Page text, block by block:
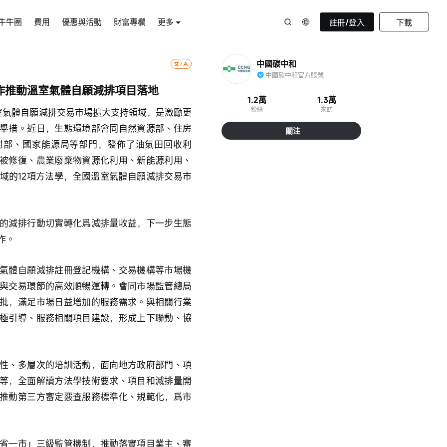
牛圈 費用 優惠與活動 財富專欄 更多 註冊/登入 下載
動溫室氣體自願減排項目落地
體自願減排交易市場擴大支持領域，是激勵更
措。近日，生態環境部會同自然資源部、住房
、國家能源局等部門，發佈了油氣田回收利
修復、農業廢棄物資源化利用、新能源利用、
的12項方法學，全國溫室氣體自願減排交易市
減排行動切實轉化爲減排量收益，下一步生態
。
體自願減排註冊登記機構、交易機構等市場機
交易環節的高效順暢運轉。會同市場監管總局
，滿足市場日益增加的服務需求。與相關行業
引導、服務相關項目建設，形成上下聯動、協
、多層次的培訓活動，面向地方政府部門、項
，全面解讀方法學技術要求、項目和減排量開
動第三方審定覈查服務標準化、規範化，爲市
—市」三級監管機制，推動落實項目業主、審
中國碳中和
中國碳中和官方賬號
1.2萬
粉絲
1.3萬
來訪
關注